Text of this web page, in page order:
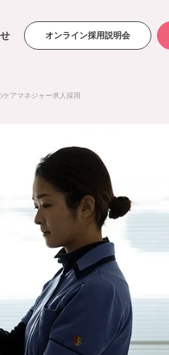
オンライン採用説明会
ケアマネジャー求人採用